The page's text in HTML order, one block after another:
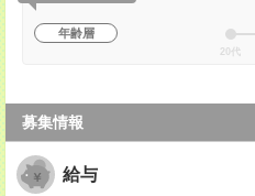
年齢層
20代
募集情報
給与